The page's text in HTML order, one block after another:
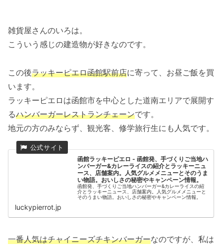
雑貨屋さんのいろは。
こういう感じの建造物が好きなのです。
この後ラッキーピエロ函館駅前店に寄って、お昼ご飯を買
います。
ラッキーピエロは函館市を中心とした道南エリアで展開す
るハンバーガーレストランチェーンです。
地元の方のみならず、観光客、修学旅行生にも人気です。
函館ラッキーピエロ - 函館発、手づくりご当地ハ
ンバーガー&カレーライスの紹介とラッキーニュ
ース、店舗案内。人気グルメメニューとそのうま
い物語。おいしさの秘密やキャンペーン情報。
函館発、手づくりご当地ハンバーガー&カレーライスの紹
介とラッキーニュース、店舗案内。人気グルメメニューと
そのうまい物語。おいしさの秘密やキャンペーン情報。
luckypierrot.jp
一番人気はチャイニーズチキンバーガーなのですが、私は